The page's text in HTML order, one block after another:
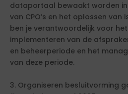
dataportaal bewaakt worden
van CPO’s en het oplossen van
ben je verantwoordelijk voor
implementeren van de
en beheerperiode en het
van deze periode.
3. Organiseren besluitvorming